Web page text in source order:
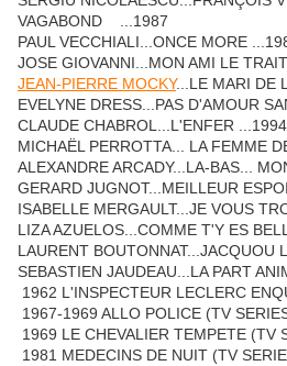
VAGABOND ...1987
PAUL VECCHIALI...ONCE MORE
JOSE GIOVANNI...MON AMI LE
JEAN-PIERRE MOCKY...LE MARI DE
EVELYNE DRESS...PAS D'AMOUR
CLAUDE CHABROL...L'ENFER ...1994
MICHAËL PERROTTA... LA FEMME
ALEXANDRE ARCADY...LA-BAS...
GERARD JUGNOT...MEILLEUR
ISABELLE MERGAULT...JE VOUS
LIZA AZUELOS...COMME T'Y ES
LAURENT BOUTONNAT...JACQUOU
SEBASTIEN JAUDEAU...LA PART
1962 L'INSPECTEUR LECLERC
1967-1969 ALLO POLICE (TV
1969 LE CHEVALIER TEMPETE (TV
1981 MEDECINS DE NUIT (TV